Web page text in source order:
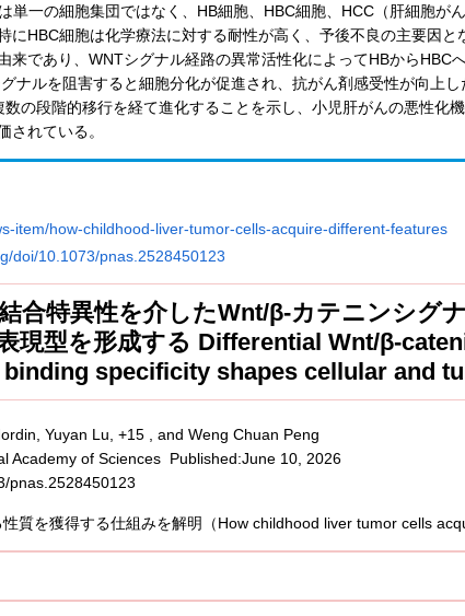
単一の細胞集団ではなく、HB細胞、HBC細胞、HCC（肝細胞が
にHBC細胞は化学療法に対する耐性が高く、予後不良の主要因と
来であり、WNTシグナル経路の異常活性化によってHBからHBC
ナルを阻害すると細胞分化が促進され、抗がん剤感受性が向上
の段階的移行を経て進化することを示し、小児肝がんの悪性化
されている。
item/how-childhood-liver-tumor-cells-acquire-different-features
doi/10.1073/pnas.2528450123
合特異性を介したWnt/β-カテニンシグ
現型を形成する Differential Wnt/β-
binding specificity shapes cellular and
Yuyan Lu, +15 , and Weng Chuan Peng
Academy of Sciences Published:June 10, 2026
pnas.2528450123